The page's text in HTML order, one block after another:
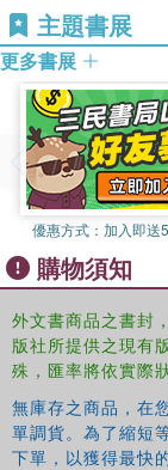
text of its kind in the
This book will be of
interested in
legal process and
criminality.
主題書展
更多書展
優惠方式： 加入即送
購物須知
外文書商品之書封
版社所提供之現有
殊，匯率將依實際
無庫存之商品，在
單調貨。為了縮短
下單，以獲得最快